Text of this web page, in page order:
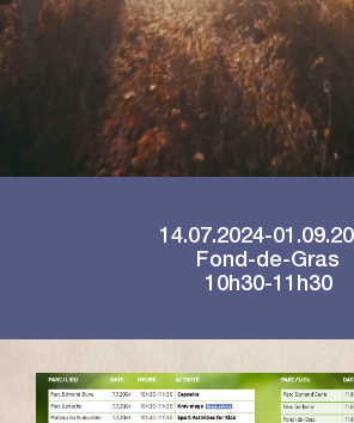
14.07.2024-
Fond-de-Gras
10h30-11h30